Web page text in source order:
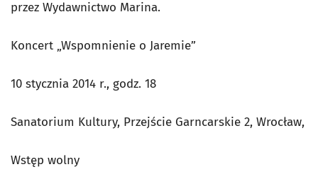
przez Wydawnictwo Marina.
Koncert „Wspomnienie o Jaremie”
10 stycznia 2014 r., godz. 18
Sanatorium Kultury, Przejście Garncarskie 2, Wrocław,
Wstęp wolny